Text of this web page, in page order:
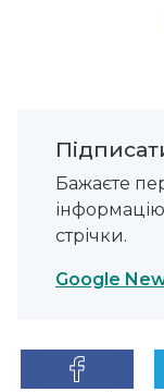
Бажаєте
стрічки.
Google